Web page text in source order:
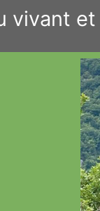
vivant